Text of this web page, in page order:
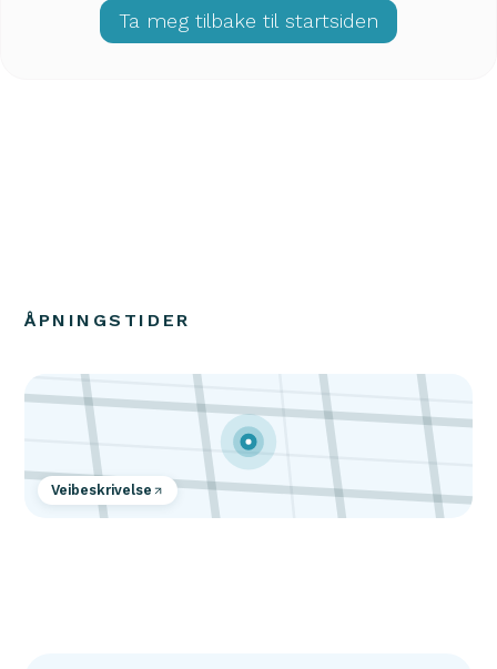
Ta meg tilbake til startsiden
ÅPNINGSTIDER
Veibeskrivelse